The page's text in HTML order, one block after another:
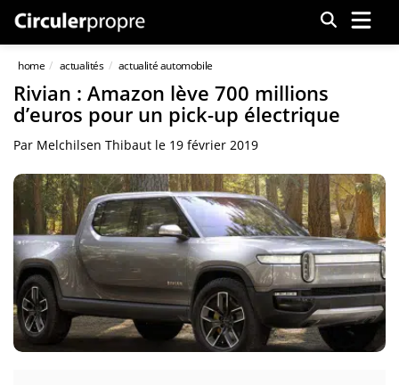
Menu
home actualités actualité automobile
Rivian : Amazon lève 700 millions
d’euros pour un pick-up électrique
Par Melchilsen Thibaut le 19 février 2019